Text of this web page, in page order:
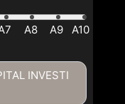
INVESTI